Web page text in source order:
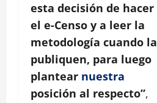
esta decisión de hacer
el e-Censo y a leer la
metodología cuando la
publiquen, para luego
plantear nuestra
posición al respecto”,